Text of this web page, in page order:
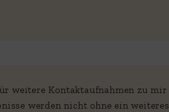
weitere Kontaktaufnahmen zu mir
werden nicht ohne ein weiteres